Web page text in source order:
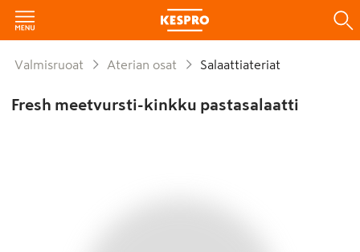
Valmisruoat Aterian osat Salaattiateriat
Fresh meetvursti-kinkku pastasalaatti